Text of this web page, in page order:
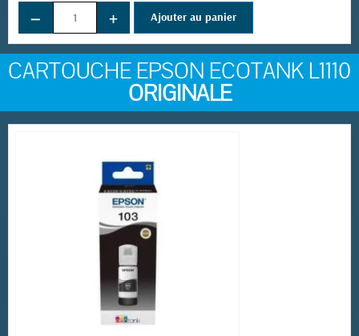
− + Ajouter au panier
CARTOUCHE EPSON ECOTANK L1110
ORIGINALE